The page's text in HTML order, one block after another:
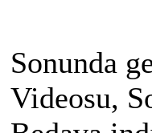
Sonunda
Videosu,